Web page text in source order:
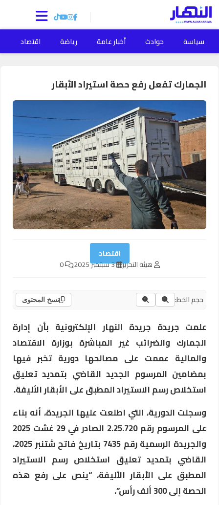
سياسة حوادث أخبار عامة رياضة اقتصاد
الجمارك تفعل رفع حصة استيراد الأبقار
اقتصاد
هيئة التحرير 3 سبتمبر 2025 0
حجم الخط: نسخ المحتوى
علمت جريدة جريدة النهار الإلكترونية بأن إدارة
الجمارك والضرائب غير المباشرة بوزارة الاقتصاد
والمالية عممت على مصالحها دورية تخبر فيها
بمضامين المرسوم الجديد القاضي بتمديد تعليق
استخلاص رسم الاستيراد المطبق على الأبقار الأليفة.
وسجلت الدورية، التي اطلعت عليها الجريدة، أنه بناء
على المرسوم رقم 2.25.720 الصادر في 29 غشت 2025
والجريدة الرسمية رقم 7435 بتاريخ فاتح شتنبر 2025،
القاضي بتمديد تعليق استخلاص رسم الاستيراد
المطبق على الأبقار الأليفة، “ينص على رفع هذه
الحصة إلى 300 ألف رأس”.